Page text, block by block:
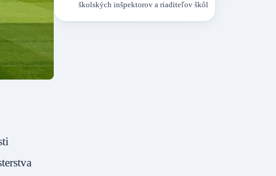
školských inšpektorov a riaditeľov škôl